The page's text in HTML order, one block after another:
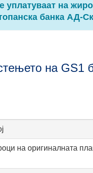
уплатуваат на
банка АД-
на GS1
на оригиналната